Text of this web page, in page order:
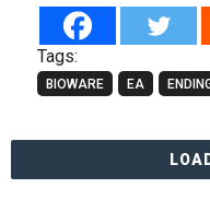
Tags:
BIOWARE EA